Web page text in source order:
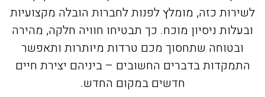
לשירות כזה, מומלץ לפנות לחברות הובלה מקצועיות
ובעלות ניסיון מוכח. כך תבטיחו חוויה חלקה, מהירה
ובטוחה שתחסוך מכם טרדות מיותרות ותאפשר
התמקדות בדברים החשובים – ביניהם יצירת חיים
חדשים במקום החדש.